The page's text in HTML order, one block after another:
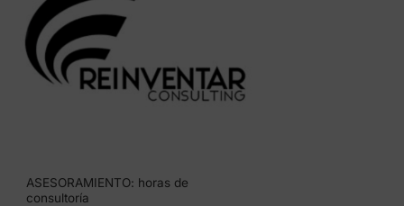
ASESORAMIENTO: horas de
consultoría